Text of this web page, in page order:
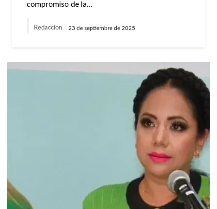
compromiso de la…
Redaccion 23 de septiembre de 2025